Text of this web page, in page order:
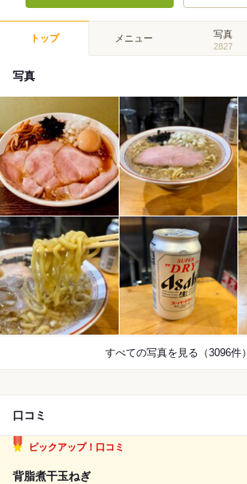
トップ メニュー 写真
2827
写真
すべての写真を見る（3096件）
口コミ
ピックアップ！口コミ
背脂煮干玉ねぎ